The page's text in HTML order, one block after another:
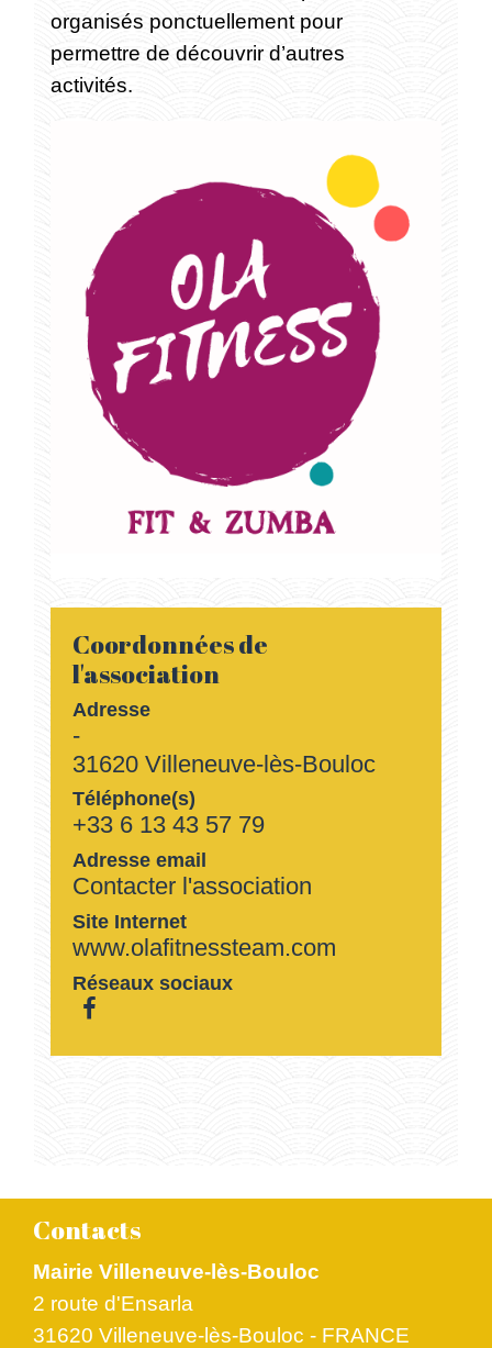
organisés ponctuellement pour
permettre de découvrir d’autres
activités.
Coordonnées de
l'association
Adresse
-
31620 Villeneuve-lès-Bouloc
Téléphone(s)
+33 6 13 43 57 79
Adresse email
Contacter l'association
Site Internet
www.olafitnessteam.com
Réseaux sociaux
Contacts
Mairie Villeneuve-lès-Bouloc
2 route d'Ensarla
31620 Villeneuve-lès-Bouloc - FRANCE